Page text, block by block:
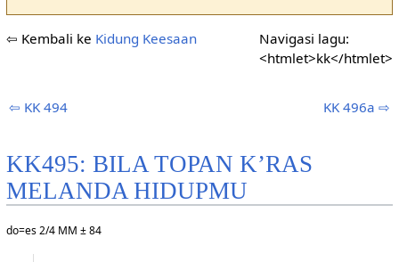
Navigasi lagu:
<htmlet>kk</htmlet>
⇦ Kembali ke Kidung Keesaan
⇦ KK 494 KK 496a ⇨
KK495: BILA TOPAN K’RAS
MELANDA HIDUPMU
do=es 2/4 MM ± 84